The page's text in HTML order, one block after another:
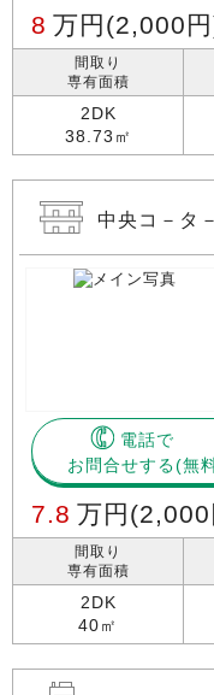
8 万円 (2,000
間取り
専有面積
2DK
38.73㎡
中央コ－タ
電話で
お問合せする
7.8 万円 (2,000
間取り
専有面積
2DK
40㎡